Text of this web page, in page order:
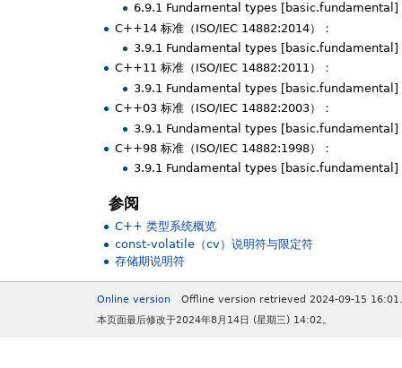
6.9.1 Fundamental types [basic.fundamental]
C++14 标准（ISO/IEC 14882:2014）：
3.9.1 Fundamental types [basic.fundamental]
C++11 标准（ISO/IEC 14882:2011）：
3.9.1 Fundamental types [basic.fundamental]
C++03 标准（ISO/IEC 14882:2003）：
3.9.1 Fundamental types [basic.fundamental]
C++98 标准（ISO/IEC 14882:1998）：
3.9.1 Fundamental types [basic.fundamental]
参阅
C++ 类型系统概览
const-volatile（cv）说明符与限定符
存储期说明符
Online version
Offline version retrieved 2024-09-15 16:01.
本页面最后修改于2024年8月14日 (星期三) 14:02。